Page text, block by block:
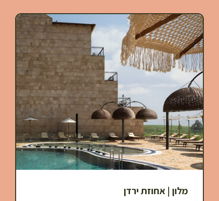
מלון | אחוזת ירדן